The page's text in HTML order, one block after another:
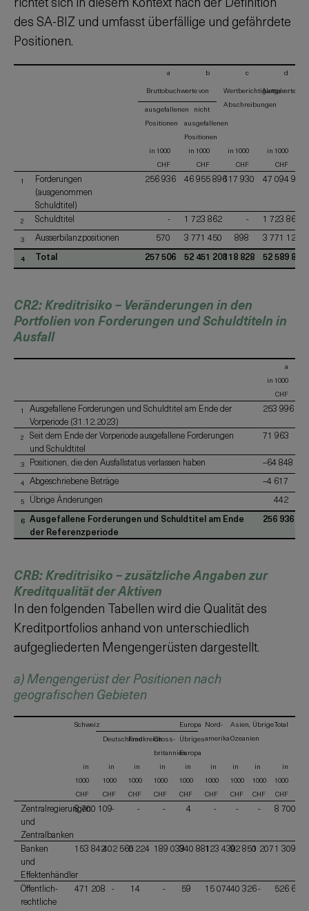
des SA-BIZ und umfasst überfällige und gefährdete
Positionen.
a b c
d
Bruttobuchwerte von
Wertberichtigung/
Abschreibungen
Nettowerte
ausgefallenen
Positionen
nicht
ausgefallenen
Positionen
in 1000
CHF
in 1000
CHF
in 1000
CHF
in 1000
CHF
1
Forderungen
(ausgenommen
Schuldtitel)
256 936 46 955 896117 930 47 094 902
2 Schuldtitel - 1 723 862 - 1 723 862
3 Ausserbilanzpositionen 570 3 771 450 898 3 771 122
4 Total 257 506 52 451 208118 828 52 589 886
CR2: Kreditrisiko – Veränderungen in den
Portfolien von Forderungen und Schuldtiteln in
Ausfall
a
in 1000
CHF
1
Ausgefallene Forderungen und Schuldtitel am Ende der
Vorperiode (31.12.2023)
253 996
2
Seit dem Ende der Vorperiode ausgefallene Forderungen
und Schuldtitel
71 963
3 Positionen, die den Ausfallstatus verlassen haben –64 848
4 Abgeschriebene Beträge –4 617
5 Übrige Änderungen 442
6 Ausgefallene Forderungen und Schuldtitel am Ende
der Referenzperiode
256 936
CRB: Kreditrisiko – zusätzliche Angaben zur
Kreditqualität der Aktiven
In den folgenden Tabellen wird die Qualität des
Kreditportfolios anhand von unterschiedlich
aufgegliederten Mengengerüsten dargestellt.
a) Mengengerüst der Positionen nach
geografischen Gebieten
Schweiz Europa Nord-
amerika
Asien,
Ozeanien
ÜbrigeTotal
DeutschlandFrankreichGross-
britannien
Übriges
Europa
in
1000
CHF
in
1000
CHF
in
1000
CHF
in
1000
CHF
in
1000
CHF
in
1000
CHF
in
1000
CHF
in
1000
CHF
in
1000
CHF
Zentralregierungen
und
Zentralbanken
8 700 109- - - 4 - - - 8 700
Banken
und
Effektenhändler
153 842402 5605 224 189 039340 881123 43092 8501 2071 309
Öffentlich-
rechtliche
471 208 - 14 - 59 15 07440 326- 526 681